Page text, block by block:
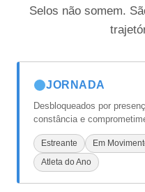
Selos não somem.
JORNADA
Desbloqueados por
constância e
Estreante Em
Atleta do Ano